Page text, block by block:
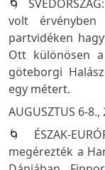
🌀
volt
partvidéken
Ott különösen
göteborgi
egy métert.
AUGUSZTUS 6-8.,
🌀 ÉSZAK-
megérezték a